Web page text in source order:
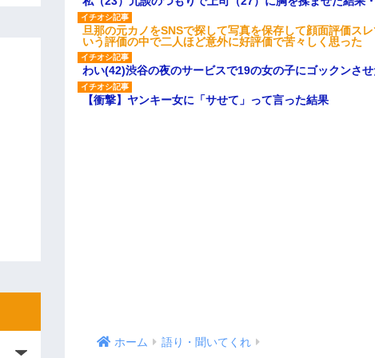
旦那の元カノをSNSで探して写真を保存して顔面評価ス
いう評価の中で二人ほど意外に好評価で苦々しく思った
わい(42)渋谷の夜のサービスで19の女の子にゴックンさ
【衝撃】ヤンキー女に「サせて」って言った結果
ホーム 語り・聞いてくれ